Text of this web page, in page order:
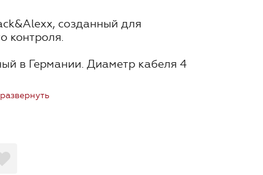
созданный для
контроля.
в Германии. Диаметр кабеля 4
и поливинилхлорида.
развернуть